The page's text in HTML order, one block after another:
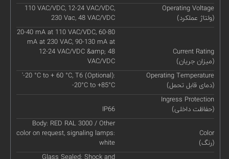
Operating Voltage
(ولتاژ عملکرد)
110 VAC/VDC, 12-24 VAC/VDC,
230 Vac, 48 VAC/VDC
Current Rating
(میزان جریان)
20-40 mA at 110 VAC/VDC, 60-80
mA at 230 VAC, 90-130 mA at
12-24 VAC/VDC &amp; 48
VAC/VDC
Operating Temperature
(دمای قابل تحمل)
'-20 °C to + 60 °C, T6 (Optional):
-20°C to +85°C
Ingress Protection
(حفاظت داخلی)
IP66
Color
(رنگ)
Body: RED RAL 3000 / Other
color on request, signaling lamps:
white